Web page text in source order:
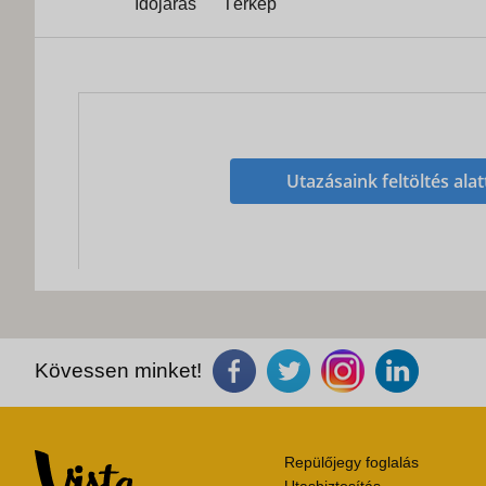
Időjárás Térkép
Utazásaink feltöltés
Kövessen minket!
Repülőjegy foglalás